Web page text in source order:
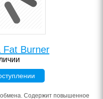
Fat Burner
обмена. Содержит повышенное